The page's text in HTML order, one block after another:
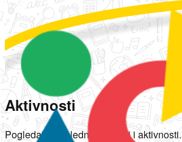
Aktivnosti
Pogledajte poslednje novosti i aktivnosti.